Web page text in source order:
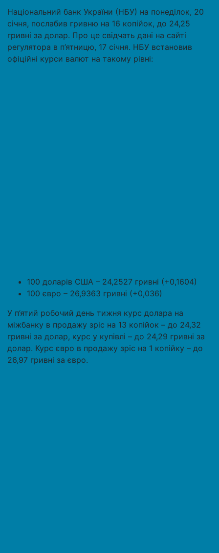
Національний банк України (НБУ) на понеділок, 20
січня, послабив гривню на 16 копійок, до 24,25
гривні за долар. Про це свідчать дані на сайті
регулятора в п’ятницю, 17 січня. НБУ встановив
офіційні курси валют на такому рівні:
100 доларів США – 24,2527 гривні (+0,1604)
100 євро – 26,9363 гривні (+0,036)
У п’ятий робочий день тижня курс долара на
міжбанку в продажу зріс на 13 копійок – до 24,32
гривні за долар, курс у купівлі – до 24,29 гривні за
долар. Курс євро в продажу зріс на 1 копійку – до
26,97 гривні за євро.